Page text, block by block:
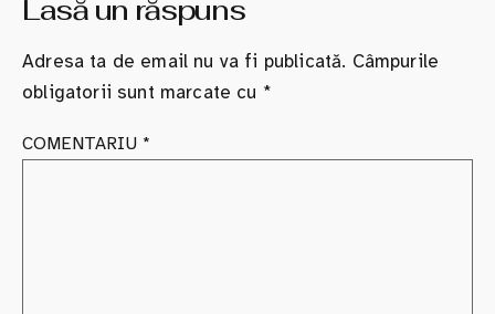
Lasă un răspuns
Adresa ta de email nu va fi publicată. Câmpurile
obligatorii sunt marcate cu *
COMENTARIU *